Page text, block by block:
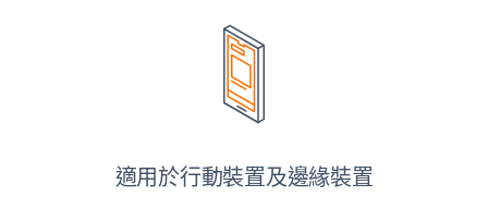
適用於行動裝置及邊緣裝置